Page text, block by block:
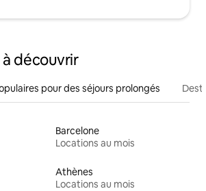
découvrir
pour des séjours prolongés
Barcelone
Locations au mois
Athènes
Locations au mois